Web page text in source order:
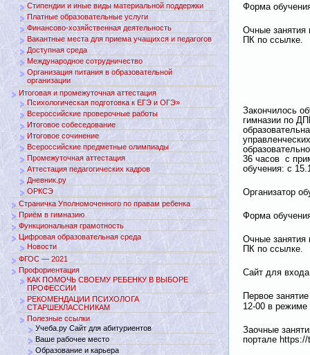
Форма
Очные занятия
ПК по ссылке.
Закончилось
гимназии по
36 часов с
обучения: с
Организатор
Форма
Очные занятия
ПК по ссылке.
Сайт для
Первое
12-00 в режиме
Заочные
портале
Стипендии и иные виды материальной поддержки
Платные образовательные услуги
Финансово-хозяйственная деятельность
Вакантные места для приема учащихся и педагогов
Доступная среда
Международное сотрудничество
Организация питания в образовательной
организации
Итоговая и промежуточная аттестация
Психологическая подготовка к ЕГЭ и ОГЭ»
Всероссийские проверочные работы
Итоговое собеседование
Итоговое сочинение
Всероссийские предметные олимпиады
Промежуточная аттестация
Аттестация педагогических кадров
Дневник.ру
ОРКСЭ
Страничка Уполномоченного по правам ребенка
Приём в гимназию
Функциональная грамотность
Цифровая образовательная среда
Новости
ФГОС — 2021
Профориентация
КАК ПОМОЧЬ СВОЕМУ РЕБЕНКУ В ВЫБОРЕ
ПРОФЕССИИ
РЕКОМЕНДАЦИИ ПСИХОЛОГА
СТАРШЕКЛАССНИКАМ
Полезные ссылки
Учеба.ру Сайт для абитуриентов
Ваше рабочее место
Образование и карьера